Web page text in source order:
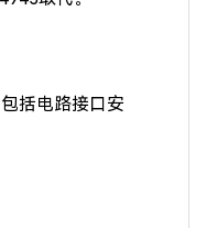
括电路接口安